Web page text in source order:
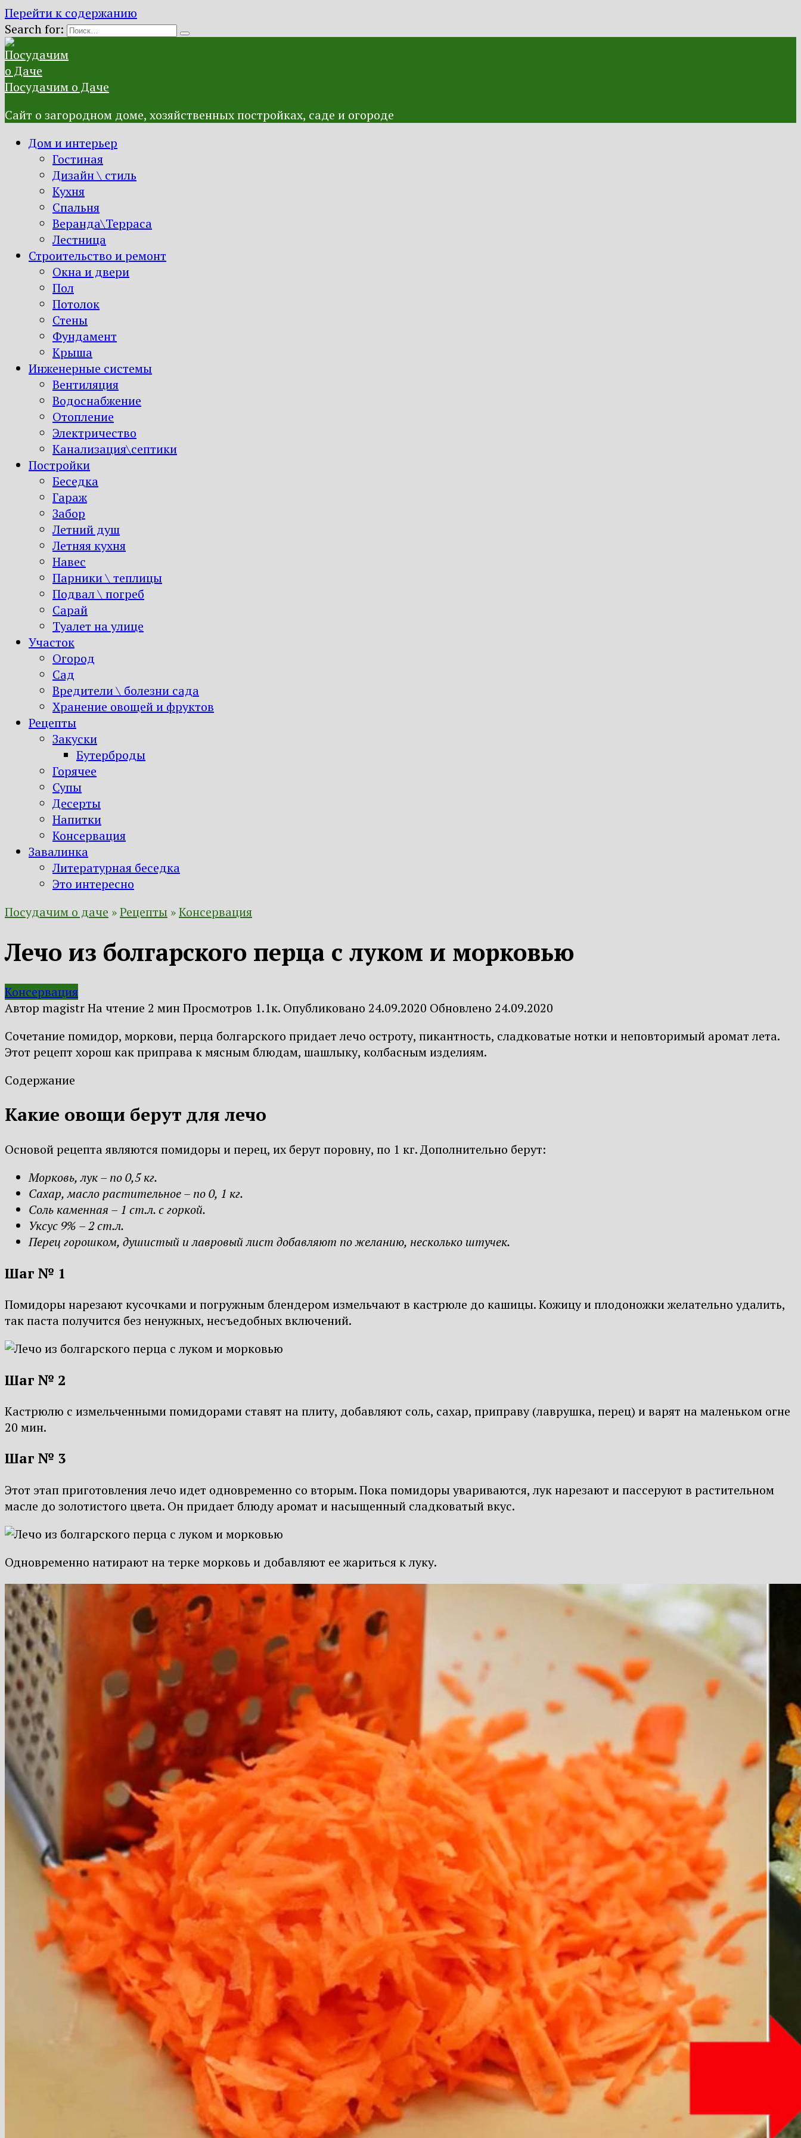
Перейти к содержанию
Search for:
Посудачим о Даче
Сайт о загородном доме, хозяйственных постройках, саде и огороде
Дом и интерьер
Гостиная
Дизайн \ стиль
Кухня
Спальня
Веранда\Терраса
Лестница
Строительство и ремонт
Окна и двери
Пол
Потолок
Стены
Фундамент
Крыша
Инженерные системы
Вентиляция
Водоснабжение
Отопление
Электричество
Канализация\септики
Постройки
Беседка
Гараж
Забор
Летний душ
Летняя кухня
Навес
Парники \ теплицы
Подвал \ погреб
Сарай
Туалет на улице
Участок
Огород
Сад
Вредители \ болезни сада
Хранение овощей и фруктов
Рецепты
Закуски
Бутерброды
Горячее
Супы
Десерты
Напитки
Консервация
Завалинка
Литературная беседка
Это интересно
Посудачим о даче »Рецепты »Консервация
Лечо из болгарского перца с луком и морковью
Консервация
Автор magistrНа чтение 2 минПросмотров 1.1к. Опубликовано 24.09.2020 Обновлено 24.09.2020
Сочетание помидор, моркови, перца болгарского придает лечо остроту, пикантность, сладковатые нотки и неповторимый аромат лета.
Этот рецепт хорош как приправа к мясным блюдам, шашлыку, колбасным изделиям.
Содержание
Какие овощи берут для лечо
Основой рецепта являются помидоры и перец, их берут поровну, по 1 кг. Дополнительно берут:
Морковь, лук – по 0,5 кг.
Сахар, масло растительное – по 0, 1 кг.
Соль каменная – 1 ст.л. с горкой.
Уксус 9% – 2 ст.л.
Перец горошком, душистый и лавровый лист добавляют по желанию, несколько штучек.
Шаг № 1
Помидоры нарезают кусочками и погружным блендером измельчают в кастрюле до кашицы. Кожицу и плодоножки желательно удалить,
так паста получится без ненужных, несъедобных включений.
Шаг № 2
Кастрюлю с измельченными помидорами ставят на плиту, добавляют соль, сахар, приправу (лаврушка, перец) и варят на маленьком огне
20 мин.
Шаг № 3
Этот этап приготовления лечо идет одновременно со вторым. Пока помидоры увариваются, лук нарезают и пассеруют в растительном
масле до золотистого цвета. Он придает блюду аромат и насыщенный сладковатый вкус.
Одновременно натирают на терке морковь и добавляют ее жариться к луку.